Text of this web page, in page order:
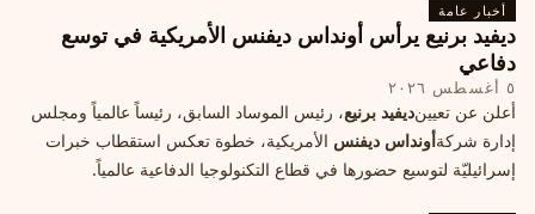
أخبار عامة
ديفيد برنيع يرأس أونداس ديفنس الأمريكية في توسع
دفاعي
٥ أغسطس ٢٠٢٦
أعلن عن تعيينديفيد برنيع، رئيس الموساد السابق، رئيساً عالمياً ومجلس
إدارة شركةأونداس ديفنس الأمريكية، خطوة تعكس استقطاب خبرات
إسرائيليّة لتوسيع حضورها في قطاع التكنولوجيا الدفاعية عالمياً.